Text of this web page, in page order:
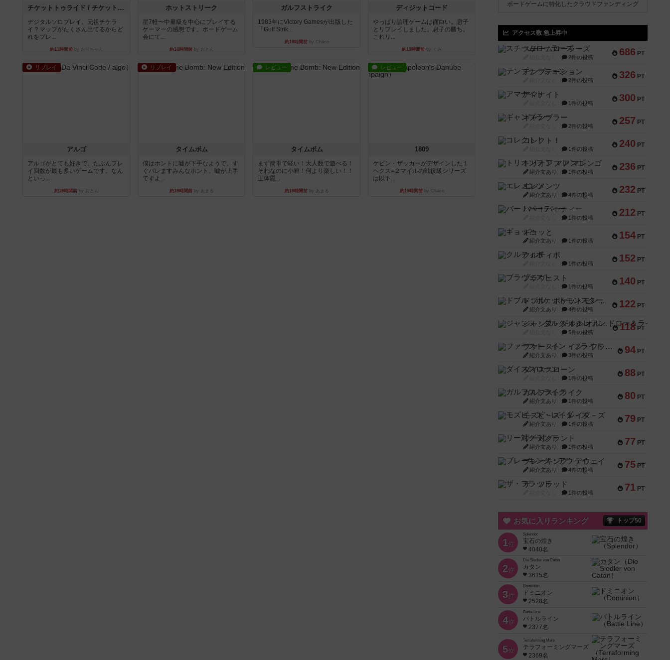
チケットトゥライド / チケットトゥライドアメリカ
デジタルソロプレイ。元祖チケラ
イ？マップがたくさん出てるからど
れをプレ...
約11時間前by おーちゃん
ホットストリーク
星7軽〜中量級を中心にプレイする
ゲーマーの感想です。ボードゲーム
会にて...
約18時間前by おとん
ガルフストライク
1983年にVictory Gamesが出版した
『Gulf Strik...
約18時間前by Chaco
ディジットコード
やっぱり論理ゲームは面白い。息子
とリプレイしました。息子の勝ち。
これリ...
約19時間前 by くみ
リプレイ
アルゴ
アルゴがとても好きで、たぶんプレ
イ回数が最も多いゲームです。なん
といっ...
約19時間前by おとん
リプレイ
タイムボム
僕はホントに嘘が下手なようで、す
ぐバレますみんなホント、嘘が上手
ですよ...
約19時間前by あまる
レビュー
タイムボム
まず簡単で軽い！大人数で遊べる！
それなのに小箱！何より楽しい！！
正体隠...
約19時間前by あまる
レビュー
1809
ケビン・ザッカーがデザインした１
ヘクス=２マイルの戦役級シリーズ
は以下...
約19時間前by Chaco
ボードゲームに特化したクラウドファンディング
アクセス数 急上昇中
686 PT
スチームローラーズ
2件の投稿
326 PT
テンプテーション
2件の投稿
300 PT
アマナイト
1件の投稿
257 PT
ギャンブラー
2件の投稿
240 PT
コレクト！
1件の投稿
236 PT
トリオンフ ア マレンゴ
紹介文あり 1件の投稿
232 PT
エレメンツ
紹介文あり 4件の投稿
212 PT
バー！パーティー
1件の投稿
154 PT
ギョッと
紹介文あり 1件の投稿
152 PT
クルティボ
1件の投稿
140 PT
ブラヴェスト
1件の投稿
122 PT
ドブル：ポケットモンスター
紹介文あり 4件の投稿
118 PT
ジャンヌ・ダルク-オルレアン ドロー＆ライト
5件の投稿
94 PT
ファースト・イン・フライト
紹介文あり 3件の投稿
88 PT
ダイススローン
1件の投稿
80 PT
ガルフストライク
紹介文あり 1件の投稿
79 PT
モズビ－ズ・レイダ－ズ
紹介文あり 1件の投稿
77 PT
リー対グラント
紹介文あり 1件の投稿
75 PT
ブレーキング・アウェイ
紹介文あり 4件の投稿
71 PT
ザ・フラッド
1件の投稿
お気に入りランキング トップ50
1位
Splendor
宝石の煌き
4040名
2位
Die Siedler von Catan
カタン
3615名
3位
Dominion
ドミニオン
2528名
4位
Battle Line
バトルライン
2377名
5位
Terraforming Mars
テラフォーミングマーズ
2369名